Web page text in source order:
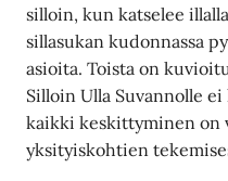
silloin, kun katselee
sillasukan kudonnassa
asioita. Toista on
Silloin Ulla Suvannolle
kaikki keskittyminen on
yksityiskohtien